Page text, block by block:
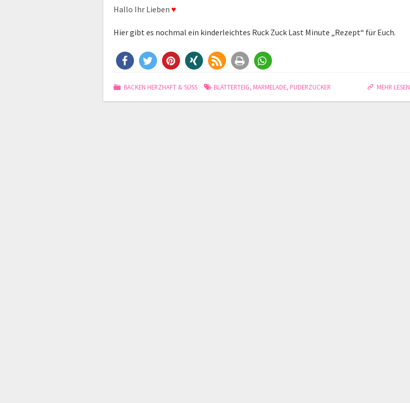
Hallo Ihr Lieben ♥
Hier gibt es nochmal ein kinderleichtes Ruck Zuck Last Minute „Rezept“ für Euch.
MEHR LESEN
BACKEN HERZHAFT & SÜSS BLÄTTERTEIG, MARMELADE, PUDERZUCKER